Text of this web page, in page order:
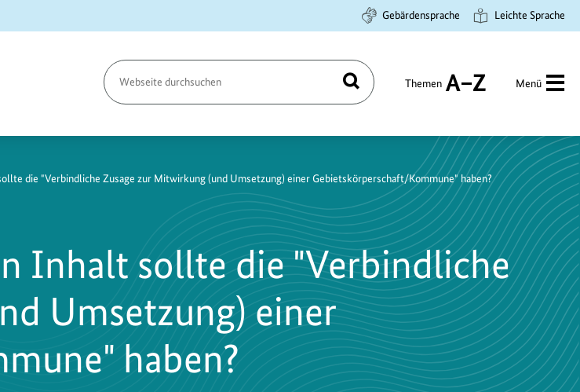
Gebärdensprache Leichte Sprache
Seite
durchsuchen
Suchen Themen
A
Menü
die "Verbindliche Zusage zur Mitwirkung (und Umsetzung) einer Gebietskörperschaft/Kommune" haben?
Inhalt sollte die "Verbindliche
Umsetzung) einer
haben?